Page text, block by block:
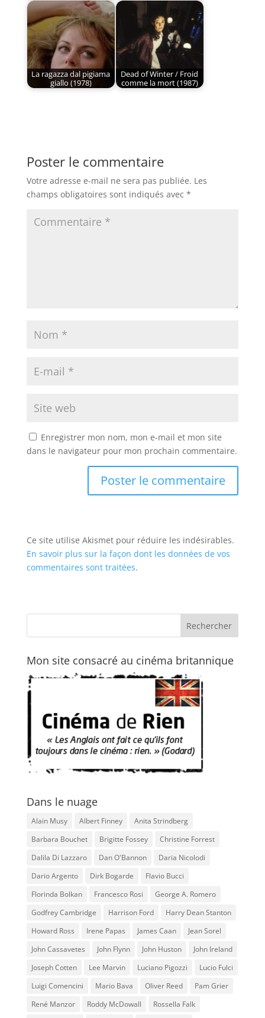
La ragazza dal pigiama
giallo (1978)
Dead of Winter / Froid
comme la mort (1987)
Poster le commentaire
Votre adresse e-mail ne sera pas publiée. Les
champs obligatoires sont indiqués avec *
Enregistrer mon nom, mon e-mail et mon site
dans le navigateur pour mon prochain commentaire.
Ce site utilise Akismet pour réduire les indésirables.
En savoir plus sur la façon dont les données de vos
commentaires sont traitées.
Mon site consacré au cinéma britannique
Dans le nuage
Alain Musy Albert Finney
Anita Strindberg
Barbara Bouchet
Brigitte Fossey
Christine Forrest
Dalila Di Lazzaro
Dan O'Bannon
Daria Nicolodi
Dario Argento
Dirk Bogarde
Flavio Bucci
Florinda Bolkan
Francesco Rosi
George A. Romero
Godfrey Cambridge
Harrison Ford
Harry Dean Stanton
Howard Ross
Irene Papas James Caan
Jean Sorel
John Cassavetes
John Flynn John Huston
John Ireland
Joseph Cotten
Lee Marvin Luciano Pigozzi
Lucio Fulci
Luigi Comencini
Mario Bava Oliver Reed
Pam Grier
René Manzor
Roddy McDowall
Rossella Falk